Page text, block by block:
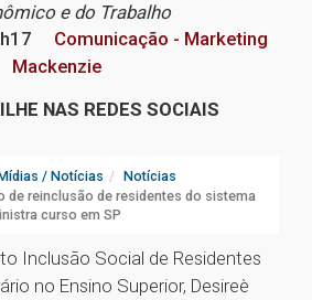
e do Trabalho
Comunicação - Marketing
Mackenzie
NAS REDES SOCIAIS
/ Notícias
Notícias
de reinclusão de residentes do sistema
curso em SP
Inclusão Social de Residentes
no Ensino Superior, Desireè